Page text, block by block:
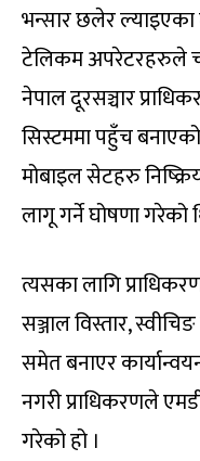
भन्सार छलेर
टेलिकम अपरेटरहरुले
नेपाल दूरसञ्चार
सिस्टममा पहुँच
मोबाइल सेटहरु
लागू गर्ने घोषणा गरेको
त्यसका लागि
सञ्जाल विस्तार,
समेत बनाएर
नगरी प्राधिकरणले
गरेको हो ।